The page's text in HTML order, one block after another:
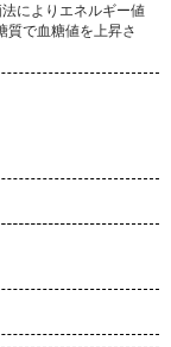
によりエネルギー値
質で血糖値を上昇さ